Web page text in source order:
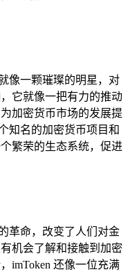
像一颗璀璨的明星，对
它就像一把有力的推动
加密货币市场的发展提
知名的加密货币项目和
繁荣的生态系统，促进
革命，改变了人们对金
机会了解和接触到加密
imToken 还像一位充满